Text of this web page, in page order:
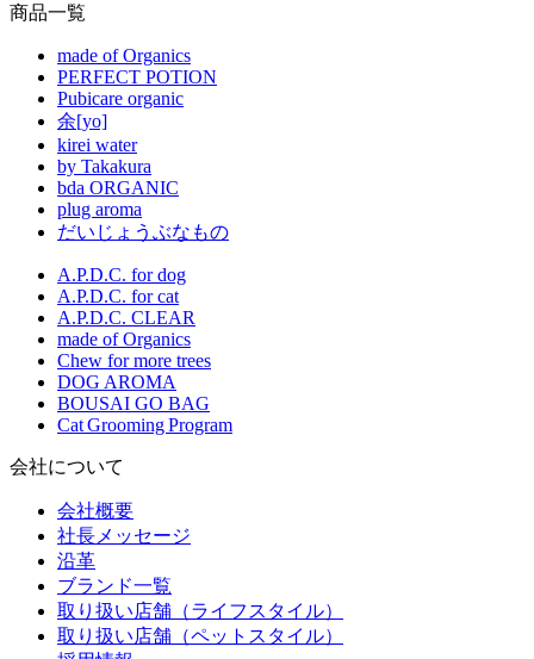
商品一覧
made of Organics
PERFECT POTION
Pubicare organic
余[yo]
kirei water
by Takakura
bda ORGANIC
plug aroma
だいじょうぶなもの
A.P.D.C. for dog
A.P.D.C. for cat
A.P.D.C. CLEAR
made of Organics
Chew for more trees
DOG AROMA
BOUSAI GO BAG
Cat Grooming Program
会社について
会社概要
社長メッセージ
沿革
ブランド一覧
取り扱い店舗（ライフスタイル）
取り扱い店舗（ペットスタイル）